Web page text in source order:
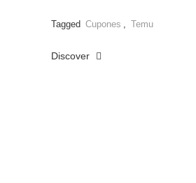
Tagged Cupones Temu
Discover